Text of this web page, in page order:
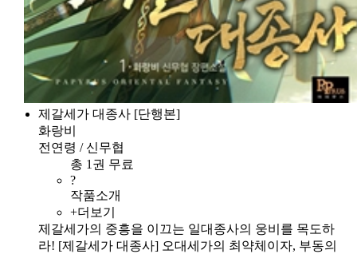
제갈세가 대종사 [단행본]
화랑비
전연령 / 신무협
총 1권 무료
?
작품소개
+더보기
제갈세가의 중흥을 이끄는 일대종사의 웅비를 목도하
라! [제갈세가 대종사] 오대세가의 최약체이자, 부동의